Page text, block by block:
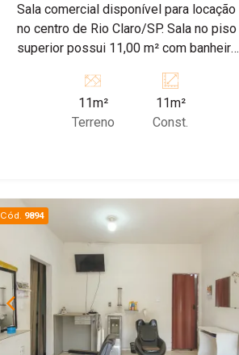
Sala comercial disponível para locação
no centro de Rio Claro/SP. Sala no piso
superior possui 11,00 m² com banheiro
ao valor de IPTU, DAAE, Elektro,
segurança Engefort, internet e limpeza
das áreas comuns. Agende uma visita!
11m²
Terreno
11m²
Const.
Cód. 9894